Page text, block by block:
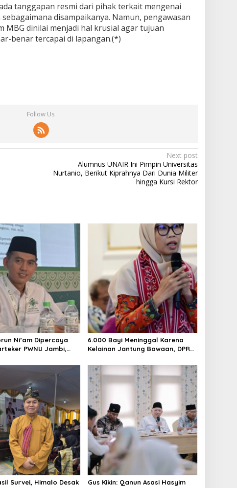
tanggapan resmi dari pihak terkait mengenai
disampaikanya. Namun, pengawasan
MBG dinilai menjadi hal krusial agar tujuan
benar tercapai di lapangan.(*)
Follow Us
Next post
Alumnus UNAIR Ini Pimpin Universitas
Nurtanio, Berikut Kiprahnya Dari Dunia Militer
hingga Kursi Rektor
Ni’am Dipercaya
PWNU Jambi,
NU
6.000 Bayi Meninggal Karena
Kelainan Jantung Bawaan, DPR
Jantung Anak
Survei, Himalo Desak
Gus Kikin: Qanun Asasi Hasyim